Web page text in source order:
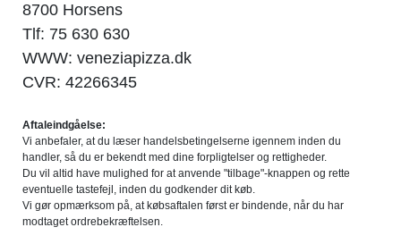
8700 Horsens
Tlf: 75 630 630
WWW: veneziapizza.dk
CVR: 42266345
Aftaleindgåelse:
Vi anbefaler, at du læser handelsbetingelserne igennem inden du
handler, så du er bekendt med dine forpligtelser og rettigheder.
Du vil altid have mulighed for at anvende "tilbage"-knappen og rette
eventuelle tastefejl, inden du godkender dit køb.
Vi gør opmærksom på, at købsaftalen først er bindende, når du har
modtaget ordrebekræftelsen.